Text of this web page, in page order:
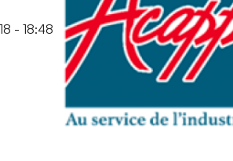
- 18:48